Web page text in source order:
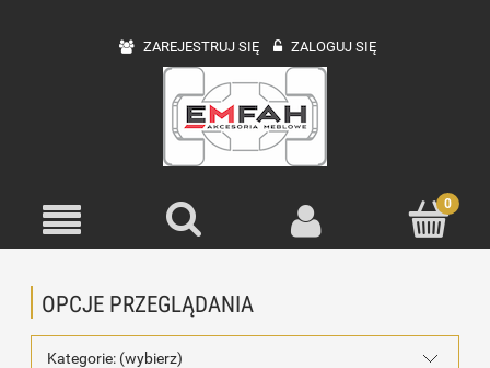
ZAREJESTRUJ SIĘ ZALOGUJ SIĘ
OPCJE PRZEGLĄDANIA
Kategorie: (wybierz)